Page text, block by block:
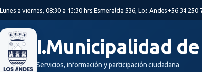
Lunes a viernes, 08:30 a 13:30 hrs.Esmeralda 536, Los Andes+56 34 250
I.Municipalidad
Servicios, información y participación ciudadana